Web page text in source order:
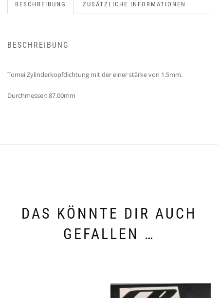
BESCHREIBUNG ZUSÄTZLICHE INFORMATIONEN
BESCHREIBUNG
Tomei Zylinderkopfdichtung mit der einer stärke von 1,5mm.
Durchmesser: 87,00mm
DAS KÖNNTE DIR AUCH
GEFALLEN …